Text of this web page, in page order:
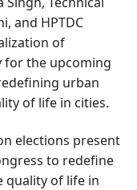
and HPTDC
of
for the upcoming
urban
of life in cities.
elections present
to redefine
quality of life in